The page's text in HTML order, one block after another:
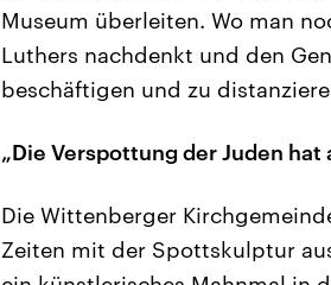
Museum überleiten. Wo man
Luthers nachdenkt und den
beschäftigen und zu
„Die Verspottung der Juden hat
Die Wittenberger
Zeiten mit der Spottskulptur